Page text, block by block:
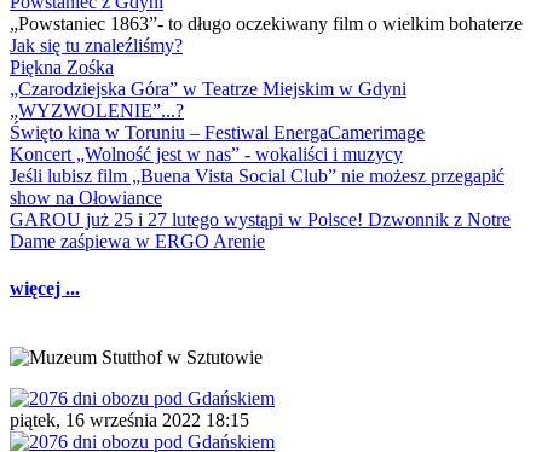
„Powstaniec 1863”- to długo oczekiwany film o wielkim bohaterze
Jak się tu znaleźliśmy?
Piękna Zośka
„Czarodziejska Góra” w Teatrze Miejskim w Gdyni
„WYZWOLENIE”...?
Święto kina w Toruniu – Festiwal EnergaCamerimage
Koncert „Wolność jest w nas” - wokaliści i muzycy
Jeśli lubisz film „Buena Vista Social Club” nie możesz przegapić
show na Ołowiance
GAROU już 25 i 27 lutego wystąpi w Polsce! Dzwonnik z Notre
Dame zaśpiewa w ERGO Arenie
więcej ...
piątek, 16 września 2022 18:15